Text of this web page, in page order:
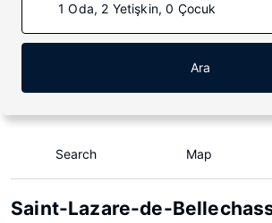
1 Oda, 2 Yetişkin, 0 Çocuk
Ara
Search Map
Saint-Lazare-de-